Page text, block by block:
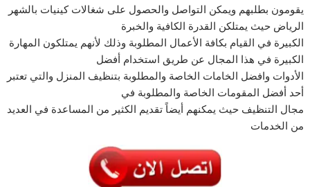
يقومون بطلبهم ويمكن التواصل والحصول على شغالات كينيات بالشهر
الرياض حيث يمتلكن القدرة الكافية والخبرة
الكبيرة في القيام بكافة الأعمال المطلوبة وذلك لأنهم يمتلكون المهارة
الكبيرة في هذا المجال عن طريق استخدام أفضل
الأدوات وافضل الخامات الخاصة والمطلوبة بتنظيف المنزل والتي تعتبر
أحد أفضل المقومات الخاصة والمطلوبة في
مجال التنظيف حيث يمكنهم أيضاً تقديم الكثير من المساعدة في العديد
من الخدمات